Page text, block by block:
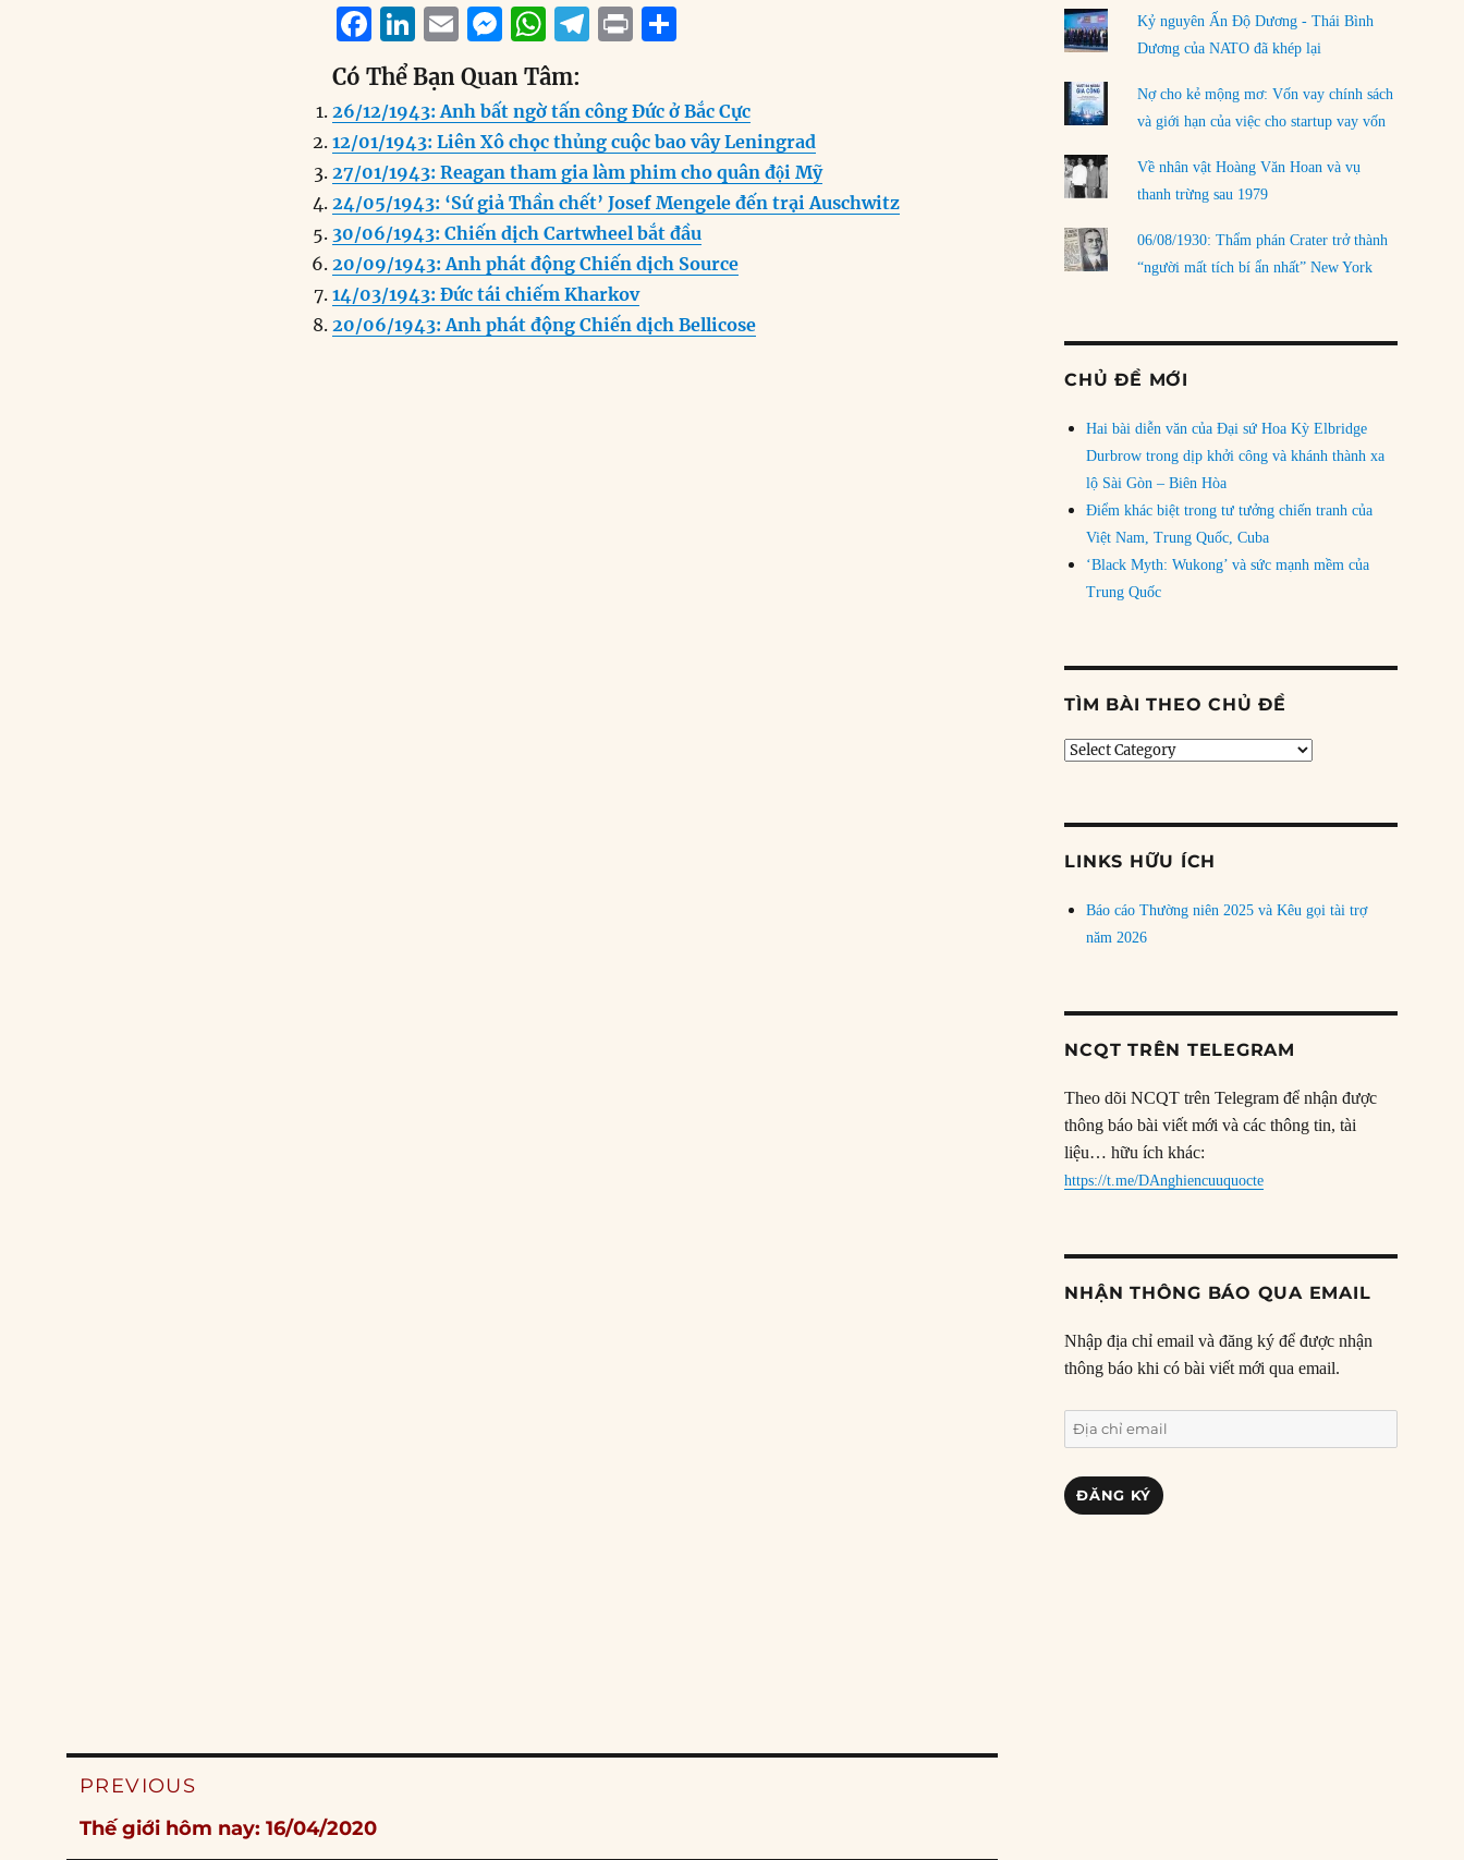
F
a
c
e
b
o
o
k
Li
n
k
e
d
I
n
E
m
ai
l
M
ss
e
n
g
er
W
h
at
s
A
p
p
T
e
g
r
a
m
P
n
t
a
re
Có Thể Bạn Quan Tâm:
26/12/1943: Anh bất ngờ tấn công Đức ở Bắc Cực
12/01/1943: Liên Xô chọc thủng cuộc bao vây Leningrad
27/01/1943: Reagan tham gia làm phim cho quân đội Mỹ
24/05/1943: ‘Sứ giả Thần chết’ Josef Mengele đến trại Auschwitz
30/06/1943: Chiến dịch Cartwheel bắt đầu
20/09/1943: Anh phát động Chiến dịch Source
14/03/1943: Đức tái chiếm Kharkov
20/06/1943: Anh phát động Chiến dịch Bellicose
Post
PREVIOUS
Previous
Thế giới hôm nay: 16/04/2020
Kỷ nguyên Ấn Độ Dương - Thái Bình
Dương của NATO đã khép lại
Nợ cho kẻ mộng mơ: Vốn vay chính sách
và giới hạn của việc cho startup vay vốn
Về nhân vật Hoàng Văn Hoan và vụ
thanh trừng sau 1979
06/08/1930: Thẩm phán Crater trở thành
“người mất tích bí ẩn nhất” New York
CHỦ ĐỀ MỚI
Hai bài diễn văn của Đại sứ Hoa Kỳ Elbridge
Durbrow trong dịp khởi công và khánh thành xa
lộ Sài Gòn – Biên Hòa
Điểm khác biệt trong tư tưởng chiến tranh của
Việt Nam, Trung Quốc, Cuba
‘Black Myth: Wukong’ và sức mạnh mềm của
Trung Quốc
TÌM BÀI THEO CHỦ ĐỀ
Tìm
LINKS HỮU ÍCH
Báo cáo Thường niên 2025 và Kêu gọi tài trợ
năm 2026
NCQT TRÊN TELEGRAM
Theo dõi NCQT trên Telegram để nhận được
thông báo bài viết mới và các thông tin, tài
liệu… hữu ích khác:
https://t.me/DAnghiencuuquocte
NHẬN THÔNG BÁO QUA EMAIL
Nhập địa chỉ email và đăng ký để được nhận
thông báo khi có bài viết mới qua email.
Địa
chỉ
email
ĐĂNG KÝ